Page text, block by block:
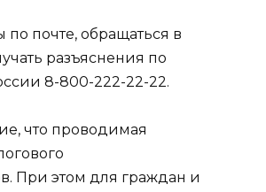
почте, обращаться в
разъяснения по
8-800-222-22-22.
что проводимая
При этом для граждан и